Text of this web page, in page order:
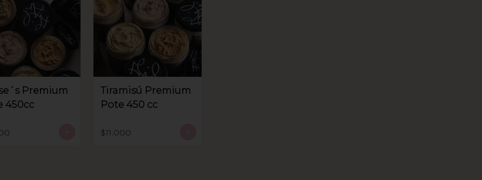
Premium
Pote 450cc
Tiramisú Premium
Pote 450 cc
$11.000